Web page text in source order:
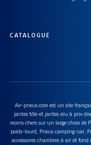
CATALOGUE
Air-pneus.com est un site
jantes tôle et jantes alu à prix
moins chers sur un large choix de
poids-lourd, Pneus camping-car,
accessoires chambres à air et